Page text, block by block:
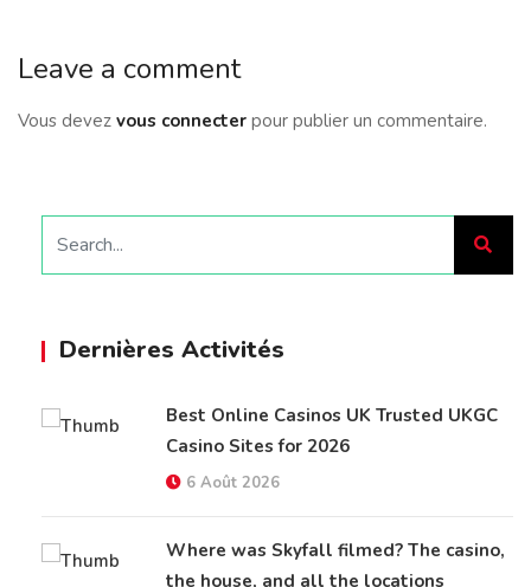
Leave a comment
Vous devez vous connecter pour publier un commentaire.
Dernières Activités
Best Online Casinos UK Trusted UKGC
Casino Sites for 2026
6 Août 2026
Where was Skyfall filmed? The casino,
the house, and all the locations